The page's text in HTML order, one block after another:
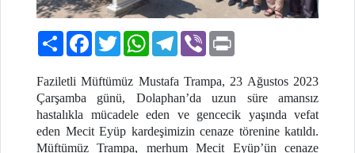
PaylaşFacebook
TwitterWhatsAppTelegram
Viber
Faziletli Müftümüz Mustafa Trampa, 23 Ağustos 2023
Çarşamba günü, Dolaphan’da uzun süre amansız
hastalıkla mücadele eden ve gencecik yaşında vefat
eden Mecit Eyüp kardeşimizin cenaze törenine katıldı.
Müftümüz Trampa, merhum Mecit Eyüp’ün cenaze